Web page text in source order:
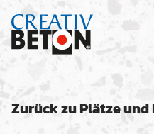
Zurück zu Plätze